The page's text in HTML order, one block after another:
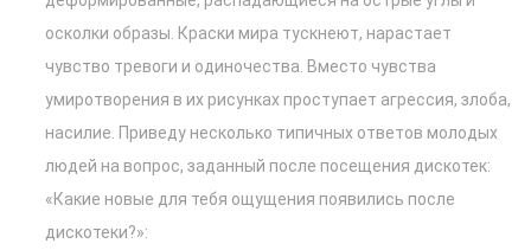
осколки образы. Краски мира тускнеют, нарастает
чувство тревоги и одиночества. Вместо чувства
умиротворения в их рисунках проступает агрессия, злоба,
насилие. Приведу несколько типичных ответов молодых
людей на вопрос, заданный после посещения дискотек:
«Какие новые для тебя ощущения появились после
дискотеки?»: